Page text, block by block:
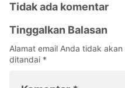
Tidak ada komentar
Tinggalkan Balasan
Alamat email Anda tidak
ditandai *